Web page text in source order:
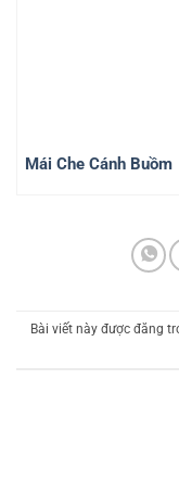
Mái Che Cánh Buồm
Bài viết này được đăng